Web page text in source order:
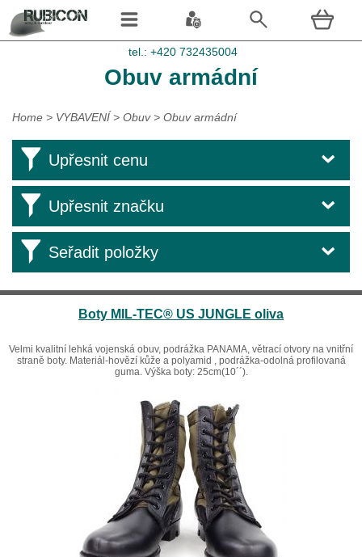
Obuv armádní
Home > VYBAVENÍ > Obuv> Obuv armádní
Upřesnit cenu
Upřesnit značku
Seřadit položky
Boty MIL-TEC® US JUNGLE oliva
Velmi kvalitní lehká vojenská obuv, podrážka PANAMA, větrací otvory na vnitřní
straně boty. Materiál-hovězí kůže a polyamid , podrážka-odolná profilovaná
guma. Výška boty: 25cm(10´´).
tel.: +420 732435004